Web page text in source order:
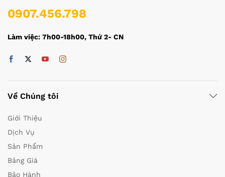
0907.456.798
Làm việc: 7h00-18h00, Thứ 2- CN
Về Chúng tôi
Giới Thiệu
Dịch Vụ
Sản Phẩm
Bảng Giá
Bảo Hành